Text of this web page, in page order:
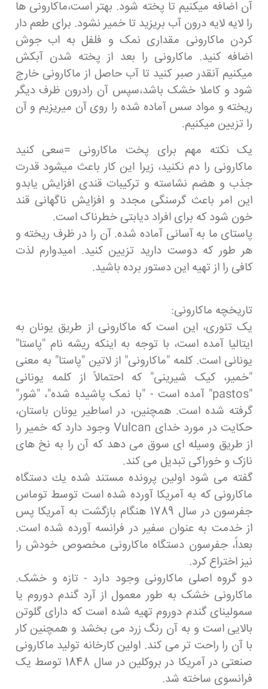
آن اضافه میکنیم تا پخته شود. بهتر است،ماکارونی ها
را لایه لایه درون آب بریزید تا خمیر نشود. برای طعم دار
کردن ماکارونی مقداری نمک و فلفل به اب جوش
اضافه کنید. ماکارونی را بعد از پخته شدن آبکش
میکنیم آنقدر صبر کنید تا آب حاصل از ماکارونی خارج
شود و کاملا خشک باشد،سپس آن رادرون ظرف دیگر
ریخته و مواد سس آماده شده را روی آن میریزیم و آن
را تزیین میکنیم.
یک نکته مهم برای پخت ماکارونی =سعی کنید
ماکارونی را دم نکنید، زیرا این کار باعث میشود قدرت
جذب و هضم نشاسته و ترکیبات قندی افزایش یابدو
این امر باعث گرسنگی مجدد و افزایش ناگهانی قند
خون شود که برای افراد دیابتی خطرناک است.
پاستای ما به آسانی آماده شده. آن را در ظرف ریخته و
هر طور که دوست دارید تزیین کنید. امیدوارم لذت
کافی را از تهیه این دستور برده باشید.
تاریخچه ماکارونی:
یک تئوری، این است که ماکارونی از طریق یونان به
ایتالیا آمده است، با توجه به اینکه ریشه نام "پاستا"
یونانی است. کلمه "ماکارونی" از لاتین "پاستا" به معنی
"خمیر، کیک شیرینی" که احتمالاً از کلمه یونانی
"pastos" آمده است - "با نمک پاشیده شده"، "شور"
گرفته شده است. همچنین، در اساطیر یونان باستان،
حکایت در مورد خدای Vulcan وجود دارد که خمیر را
از طریق وسیله ای سوق می دهد که آن را به نخ های
نازک و خوراکی تبدیل می کند.
گفته می شود اولین پرونده مستند شده یك دستگاه
ماكارونی كه به آمریكا آورده شده است توسط توماس
جفرسون در سال 1789 هنگام بازگشت به آمریكا پس
از خدمت به عنوان سفیر در فرانسه آورده شده است.
بعداً، جفرسون دستگاه ماکارونی مخصوص خودش را
نیز اختراع کرد.
دو گروه اصلی ماکارونی وجود دارد - تازه و خشک.
ماکارونی خشک به طور معمول از آرد گندم دوروم یا
سمولینای گندم دوروم تهیه شده است که دارای گلوتن
بالایی است و به آن رنگ زرد می بخشد و همچنین کار
با آن را راحت تر می کند. اولین کارخانه تولید ماکارونی
صنعتی در آمریکا در بروکلین در سال 1848 توسط یک
فرانسوی ساخته شد.